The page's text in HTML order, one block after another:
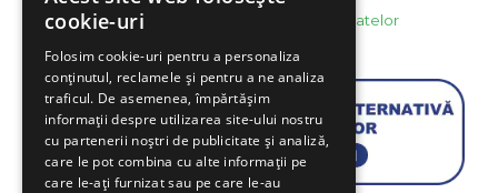
Politica de confidentialitate si protectie a datelor
Politica Cookie
cookie-uri
Folosim cookie-uri pentru a personaliza
conținutul, reclamele și pentru a ne analiza
traficul. De asemenea, împărtășim
informații despre utilizarea site-ului nostru
cu partenerii noștri de publicitate și analiză,
care le pot combina cu alte informații pe
care le-ați furnizat sau pe care le-au